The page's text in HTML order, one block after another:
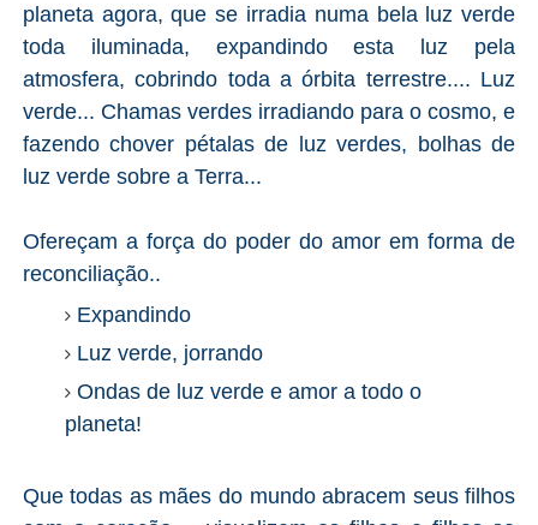
planeta agora, que se irradia numa bela luz verde
toda iluminada, expandindo esta luz pela
atmosfera, cobrindo toda a órbita terrestre.... Luz
verde... Chamas verdes irradiando para o cosmo, e
fazendo chover pétalas de luz verdes, bolhas de
luz verde sobre a Terra...
Ofereçam a força do poder do amor em forma de
reconciliação..
Expandindo
Luz verde, jorrando
Ondas de luz verde e amor a todo o
planeta!
Que todas as mães do mundo abracem seus filhos